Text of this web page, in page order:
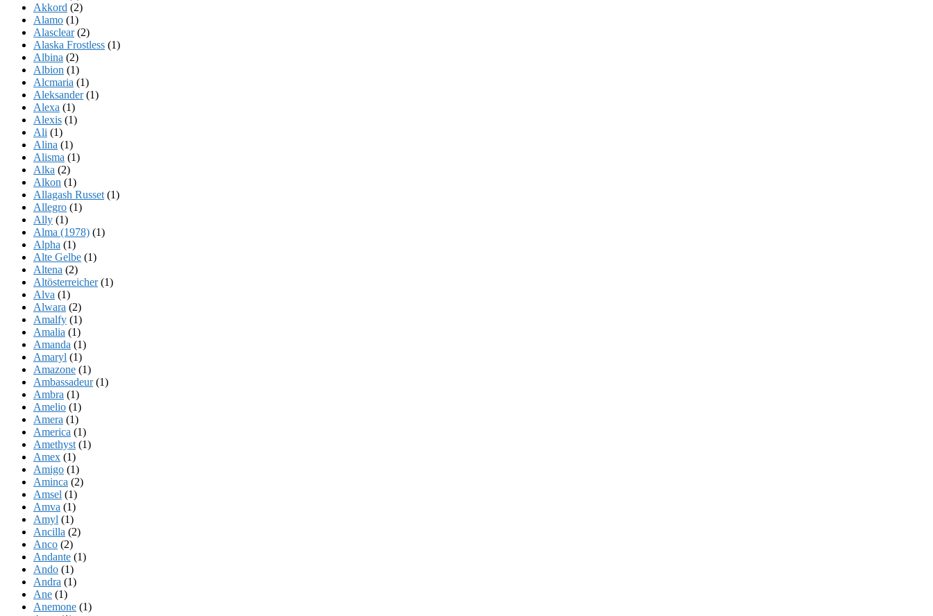
Akkord (2)
Alamo (1)
Alasclear(2)
Alaska Frostless (1)
Albina (2)
Albion (1)
Alcmaria (1)
Aleksander(1)
Alexa (1)
Alexis (1)
Ali (1)
Alina (1)
Alisma (1)
Alka (2)
Alkon (1)
Allagash Russet (1)
Allegro (1)
Ally (1)
Alma (1978) (1)
Alpha (1)
Alte Gelbe (1)
Altena (2)
Altösterreicher(1)
Alva (1)
Alwara (2)
Amalfy (1)
Amalia (1)
Amanda (1)
Amaryl (1)
Amazone (1)
Ambassadeur(1)
Ambra (1)
Amelio (1)
Amera (1)
America (1)
Amethyst (1)
Amex (1)
Amigo (1)
Aminca (2)
Amsel (1)
Amva (1)
Amyl (1)
Ancilla (2)
Anco (2)
Andante (1)
Ando (1)
Andra (1)
Ane (1)
Anemone (1)